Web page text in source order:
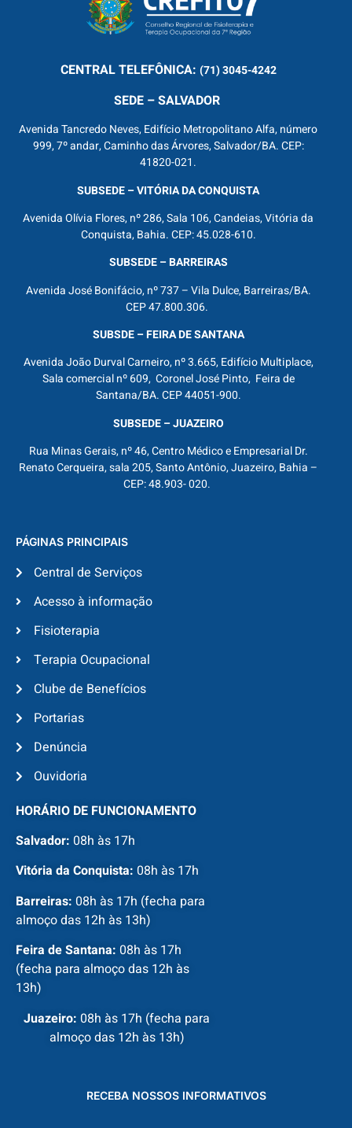
CENTRALTELEFÔNICA: (71) 3045-4242
SEDE – SALVADOR
Avenida Tancredo Neves, Edifício Metropolitano Alfa, número
999, 7º andar, Caminho das Árvores, Salvador/BA. CEP:
41820-021.
SUBSEDE – VITÓRIA DA CONQUISTA
Avenida Olívia Flores, nº 286, Sala 106, Candeias, Vitória da
Conquista, Bahia. CEP: 45.028-610.
SUBSEDE – BARREIRAS
Avenida José Bonifácio, nº 737 – Vila Dulce, Barreiras/BA.
CEP 47.800.306.
SUBSDE – FEIRA DE SANTANA
Avenida João Durval Carneiro, nº 3.665, Edifício Multiplace,
Sala comercial nº 609, Coronel José Pinto, Feira de
Santana/BA. CEP 44051-900.
SUBSEDE – JUAZEIRO
Rua Minas Gerais, nº 46, Centro Médico e Empresarial Dr.
Renato Cerqueira, sala 205, Santo Antônio, Juazeiro, Bahia –
CEP: 48.903- 020.
PÁGINAS PRINCIPAIS
Central de Serviços
Acesso à informação
Fisioterapia
Terapia Ocupacional
Clube de Benefícios
Portarias
Denúncia
Ouvidoria
HORÁRIO DE FUNCIONAMENTO
Salvador: 08h às 17h
Vitória da Conquista: 08h às 17h
Barreiras: 08h às 17h (fecha para
almoço das 12h às 13h)
Feira de Santana: 08h às 17h
(fecha para almoço das 12h às
13h)
Juazeiro: 08h às 17h (fecha para
almoço das 12h às 13h)
RECEBA NOSSOS INFORMATIVOS